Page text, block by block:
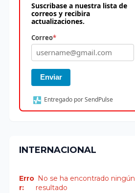
Suscribase a nuestra lista de
correos y recibira
actualizaciones.
Correo*
Enviar
Entregado por SendPulse
INTERNACIONAL
Erro
r:
No se ha encontrado ningún
resultado